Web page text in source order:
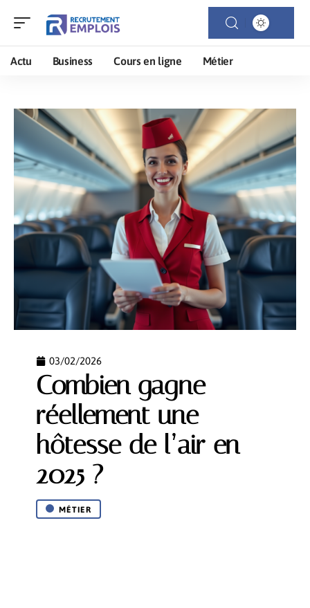
Actu Business Cours en ligne Métier
03/02/2026
Combien gagne
réellement une
hôtesse de l’air en
2025 ?
MÉTIER